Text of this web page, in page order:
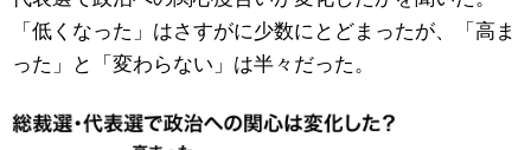
「低くなった」はさすがに少数にとどまったが、「高ま
った」と「変わらない」は半々だった。